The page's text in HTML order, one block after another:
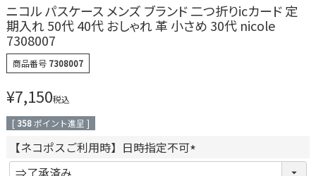
ニコル パスケース メンズ ブランド 二つ折りicカード 定
期入れ 50代 40代 おしゃれ 革 小さめ 30代 nicole
7308007
商品番号 7308007
¥7,150税込
[358ポイント進呈 ]
【ネコポスご利用時】日時指定不可